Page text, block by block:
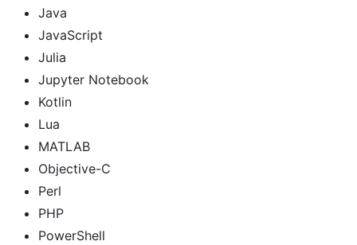
Java
JavaScript
Julia
Jupyter Notebook
Kotlin
Lua
MATLAB
Objective-C
Perl
PHP
PowerShell